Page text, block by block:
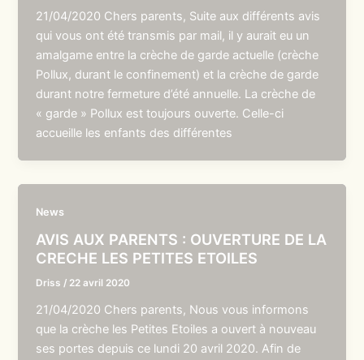
21/04/2020 Chers parents, Suite aux différents avis
qui vous ont été transmis par mail, il y aurait eu un
amalgame entre la crèche de garde actuelle (crèche
Pollux, durant le confinement) et la crèche de garde
durant notre fermeture d’été annuelle. La crèche de
« garde » Pollux est toujours ouverte. Celle-ci
accueille les enfants des différentes
News
AVIS AUX PARENTS : OUVERTURE DE LA
CRECHE LES PETITES ETOILES
Driss / 22 avril 2020
21/04/2020 Chers parents, Nous vous informons
que la crèche les Petites Etoiles a ouvert à nouveau
ses portes depuis ce lundi 20 avril 2020. Afin de